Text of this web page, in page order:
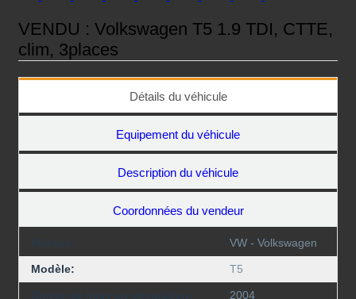
VENDU : Volkswagen T5 1.9 TDI, CTTE,
clim, 3places
Détails du véhicule
Equipement du véhicule
Description du véhicule
Coordonnées du vendeur
VW - Volkswagen
Modèle: T5
2004